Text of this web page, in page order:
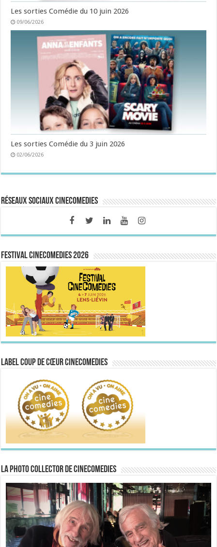
Les sorties Comédie du 10 juin 2026
09/06/2026
Les sorties Comédie du 3 juin 2026
02/06/2026
Réseaux sociaux CineComedies
FESTIVAL CINECOMEDIES 2026
Label Coup de Cœur CineComedies
La Photo collector de CineComedies